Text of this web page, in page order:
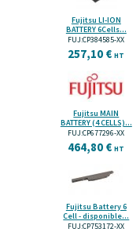
Fujitsu LI-ION
BATTERY 6Cells...
FUJ:CP384585-XX
257,10 €HT
Fujitsu MAIN
BATTERY (4 CELLS)...
FUJ:CP677296-XX
464,80 €HT
Fujitsu Battery 6
Cell - disponible...
FUJ:CP753172-XX